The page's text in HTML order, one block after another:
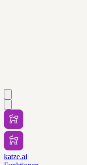
katze.ai